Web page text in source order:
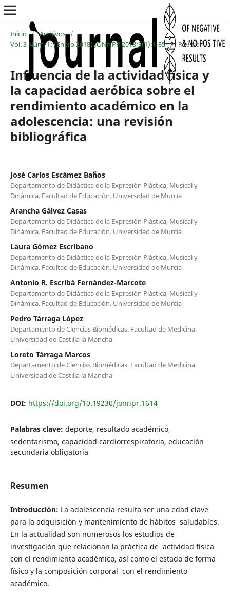
Inicio / Archivos /
Vol. 3 Núm. 1: (Enero 2018) JONNPR 2018;3(1):1-85 / Revisión
Influencia de la actividad física y
la capacidad aeróbica sobre el
rendimiento académico en la
adolescencia: una revisión
bibliográfica
José Carlos Escámez Baños
Departamento de Didáctica de la Expresión Plástica, Musical y
Dinámica. Facultad de Educación. Universidad de Murcia
Arancha Gálvez Casas
Departamento de Didáctica de la Expresión Plástica, Musical y
Dinámica. Facultad de Educación. Universidad de Murcia
Laura Gómez Escribano
Departamento de Didáctica de la Expresión Plástica, Musical y
Dinámica. Facultad de Educación. Universidad de Murcia
Antonio R. Escribá Fernández-Marcote
Departamento de Didáctica de la Expresión Plástica, Musical y
Dinámica. Facultad de Educación. Universidad de Murcia
Pedro Tárraga López
Departamento de Ciencias Biomédicas. Facultad de Medicina.
Universidad de Castilla la Mancha
Loreto Tárraga Marcos
Departamento de Ciencias Biomédicas. Facultad de Medicina.
Universidad de Castilla la Mancha
DOI: https://doi.org/10.19230/jonnpr.1614
Palabras clave: deporte, resultado académico,
sedentarismo, capacidad cardiorrespiratoria, educación
secundaria obligatoria
Resumen
Introducción: La adolescencia resulta ser una edad clave
para la adquisición y mantenimiento de hábitos saludables.
En la actualidad son numerosos los estudios de
investigación que relacionan la práctica de actividad física
con el rendimiento académico, así como el estado de forma
físico y la composición corporal con el rendimiento
académico.